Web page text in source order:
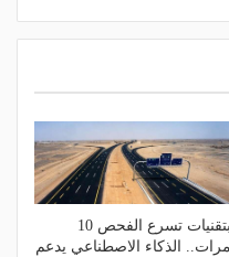
بتقنيات تسرع الفحص 10
مرات.. الذكاء الاصطناعي يدعم